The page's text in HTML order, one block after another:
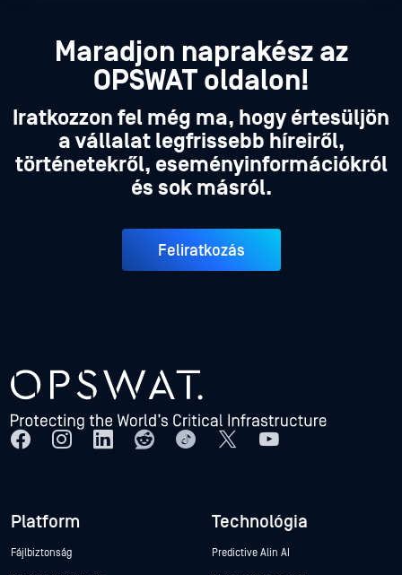
Maradjon naprakész az
OPSWAT oldalon!
Iratkozzon fel még ma, hogy értesüljön
a vállalat legfrissebb híreiről,
történetekről, eseményinformációkról
és sok másról.
Feliratkozás
Platform
Fájlbiztonság
Technológia
Predictive Alin AI